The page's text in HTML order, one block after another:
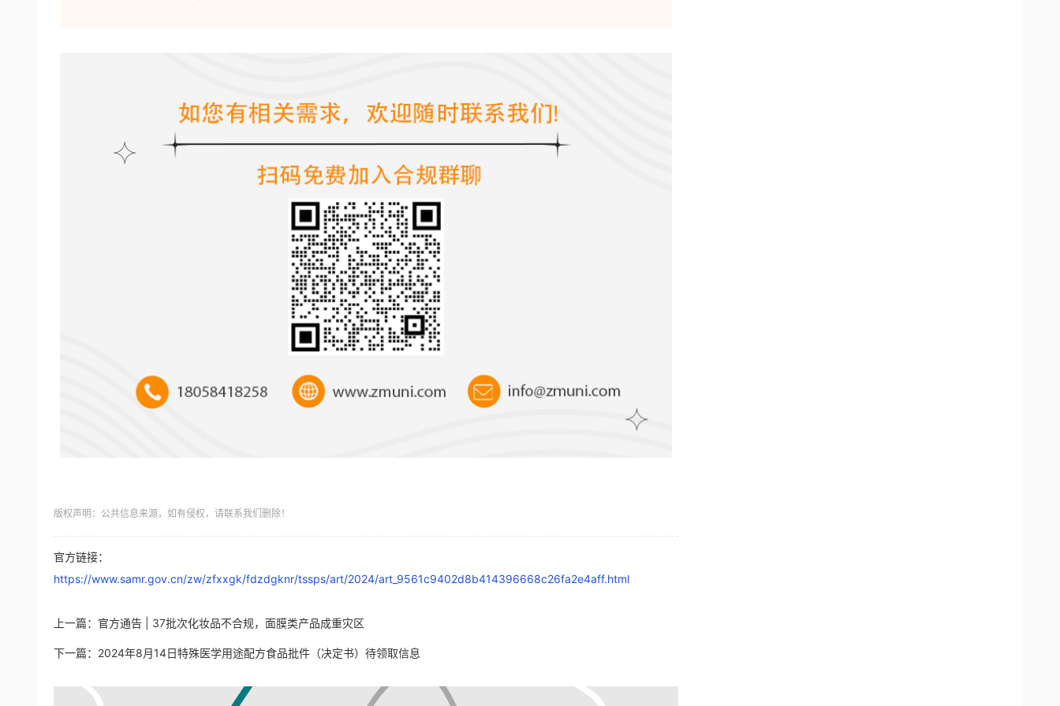
版权声明：公共信息来源，如有侵权，请联系我们删除！
官方链接：
https://www.samr.gov.cn/zw/zfxxgk/fdzdgknr/tssps/art/2024/art_9561c9402d8b414396668c26fa2e4aff.html
上一篇： 官方通告 | 37批次化妆品不合规，面膜类产品成重灾区
下一篇： 2024年8月14日特殊医学用途配方食品批件（决定书）待领取信息